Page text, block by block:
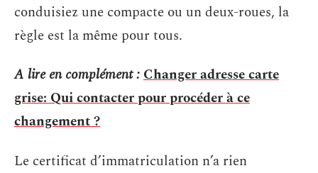
conduisiez une compacte ou un deux-roues, la
règle est la même pour tous.
A lire en complément :Changer adresse carte
grise: Qui contacter pour procéder à ce
changement ?
Le certificat d’immatriculation n’a rien